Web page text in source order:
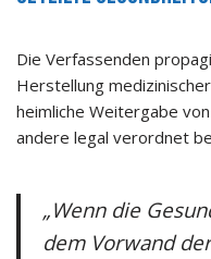
Die Verfassenden
Herstellung
heimliche Weitergabe
andere legal verordnet
„Wenn die
dem Vorwand